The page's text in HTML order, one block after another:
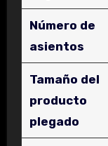
Número de
asientos
Tamaño del
producto
plegado